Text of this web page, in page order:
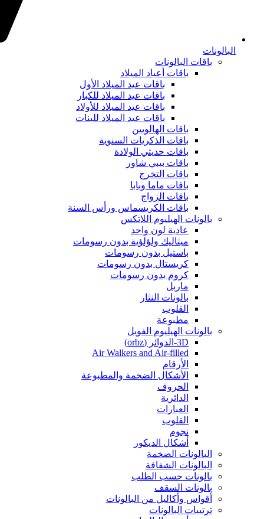
البالونات
باقات البالونات
باقات أعياد الميلاد
باقات عيد الميلاد الأول
باقات عيد الميلاد للكبار
باقات عيد الميلاد للأولاد
باقات عيد الميلاد للبنات
باقات الهالويين
باقات الذكريات السنوية
باقات حديثي الولادة
باقات بيبي شاور
باقات التخرج
باقات ماما وبابا
باقات الزواج
باقات الكريسماس ورأس السنة
بالونات الهيليوم اللاتكس
عادية لون واحد
ميتاليك ولؤلؤية بدون رسومات
باستيل بدون رسومات
كريستال بدون رسومات
كروم بدون رسومات
ماربل
بالونات النثار
القلوب
مطبوعة
بالونات الهيليوم الفويل
3D-الدوائر (orbz)
Air Walkers and Air-filled
الأرقام
الأشكال الضخمة والمطبوعة
الحروف
الدائرية
العبارات
القلوب
نجوم
أشكال الديكور
البالونات الضخمة
البالونات الشفافة
بالونات حسب الطلب
بالونات السقف
أقواس وأكاليل من البالونات
ترتيبات البالونات